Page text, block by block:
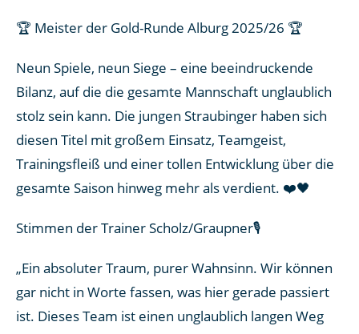
🏆 Meister der Gold-Runde Alburg 2025/26 🏆
Neun Spiele, neun Siege – eine beeindruckende
Bilanz, auf die die gesamte Mannschaft unglaublich
stolz sein kann. Die jungen Straubinger haben sich
diesen Titel mit großem Einsatz, Teamgeist,
Trainingsfleiß und einer tollen Entwicklung über die
gesamte Saison hinweg mehr als verdient. ❤️🖤
Stimmen der Trainer Scholz/Graupner🎙️
„Ein absoluter Traum, purer Wahnsinn. Wir können
gar nicht in Worte fassen, was hier gerade passiert
ist. Dieses Team ist einen unglaublich langen Weg